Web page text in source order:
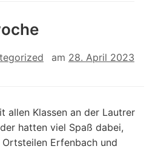
am 28. April 2023
allen Klassen an der Lautrer
hatten viel Spaß dabei,
Erfenbach und